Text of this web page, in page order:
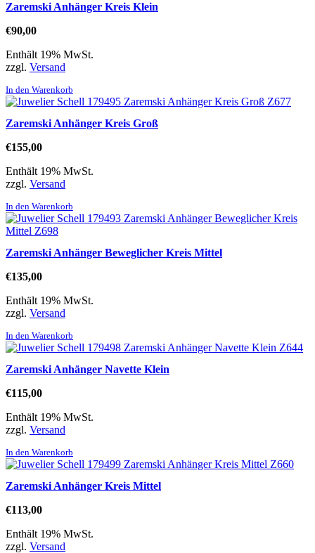
Zaremski Anhänger Kreis Klein
€90,00
Enthält 19% MwSt.
zzgl. Versand
In den Warenkorb
Zaremski Anhänger Kreis Groß
€155,00
Enthält 19% MwSt.
zzgl. Versand
In den Warenkorb
Zaremski Anhänger Beweglicher Kreis Mittel
€135,00
Enthält 19% MwSt.
zzgl. Versand
In den Warenkorb
Zaremski Anhänger Navette Klein
€115,00
Enthält 19% MwSt.
zzgl. Versand
In den Warenkorb
Zaremski Anhänger Kreis Mittel
€113,00
Enthält 19% MwSt.
zzgl. Versand